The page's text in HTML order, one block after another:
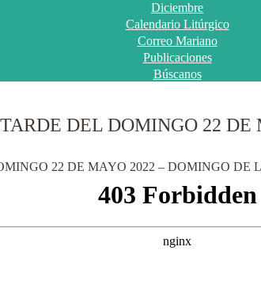
Diciembre
Calendario Litúrgico
Correo Mariano
Publicaciones
Búscanos
DEL DOMINGO 22
22 DE MAYO 2022 – DOMINGO DE